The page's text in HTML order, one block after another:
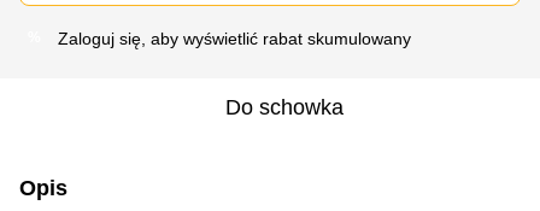
Zaloguj się , aby wyświetlić rabat skumulowany
Do schowka
Opis